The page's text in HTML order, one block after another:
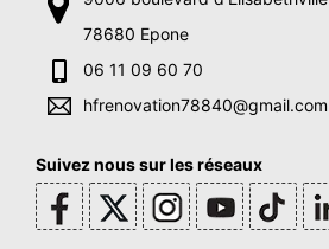
78680 Epone
06 11 09 60 70
hfrenovation78840@gmail.com
Suivez nous sur les réseaux